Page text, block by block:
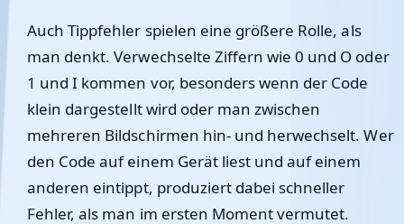
Auch Tippfehler spielen eine größere Rolle, als
man denkt. Verwechselte Ziffern wie 0 und O oder
1 und I kommen vor, besonders wenn der Code
klein dargestellt wird oder man zwischen
mehreren Bildschirmen hin- und herwechselt. Wer
den Code auf einem Gerät liest und auf einem
anderen eintippt, produziert dabei schneller
Fehler, als man im ersten Moment vermutet.